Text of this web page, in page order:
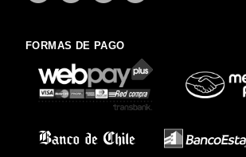
FORMAS DE PAGO